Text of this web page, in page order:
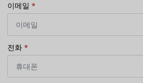
이메일 *
전화 *